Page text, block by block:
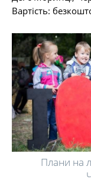
Вартість:
Плани на